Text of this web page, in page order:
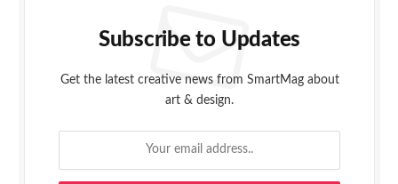
Subscribe to Updates
Get the latest creative news from SmartMag about
art & design.